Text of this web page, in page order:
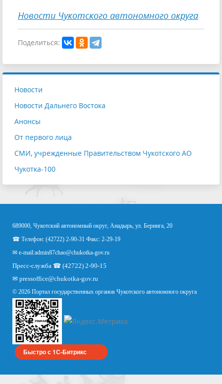
Новости Чукотского автономного округа
Поделиться:
Новости
Новости Дальнего Востока
Анонсы
От первого лица
СМИ, учрежденные Правительством Чукотского АО
Чукотка-100
689000, Чукотский автономный округ, Анадырь, ул. Беринга, 20
☎ Телефон: (42722) 2-90-31 Факс: 2-29-19
✉ e-mail:admin87chao@chukotka-gov.ru
Пресс-служба ☎ (42722) 2-90-15
✉ pressoffice@chukotka-gov.ru
© 2026 Портал государственных органов Чукотского автономного округа
Быстро с 1С-Битрикс